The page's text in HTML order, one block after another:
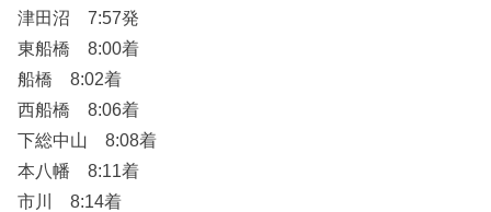
津田沼 7:57発
東船橋 8:00着
船橋 8:02着
西船橋 8:06着
下総中山 8:08着
本八幡 8:11着
市川 8:14着